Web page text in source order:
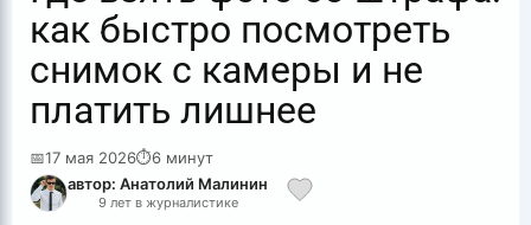
как быстро посмотреть
снимок с камеры и не
платить лишнее
📅17 мая 2026⏱6 минут
автор: Анатолий Малинин
9 лет в журналистике